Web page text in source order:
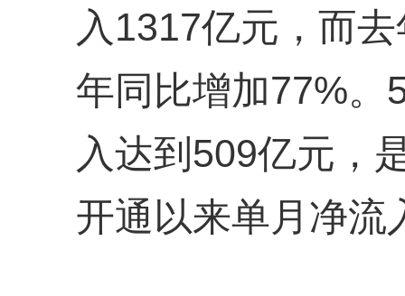
入1317亿元，而
年同比增加77%。
入达到509亿元，
开通以来单月净流